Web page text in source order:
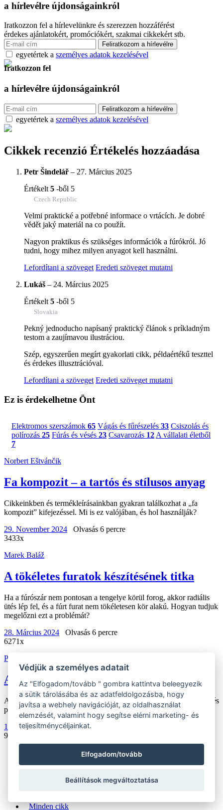
a hírlevélre újdonságainkról
Iratkozzon fel a hírlevelünkre és szerezzen hozzáférést
érdekes ajánlatokért, promóciókért, szakmai cikkekért stb.
egyetértek a személyes adatok kezelésével
Iratkozzon fel
a hírlevélre újdonságainkról
egyetértek a személyes adatok kezelésével
Cikkek recenzió Értékelés hozzáadása
Petr Šindelář – 27. Március 2025
Értékelt 5 -ből 5
Czech Republic
Velmi praktické a potřebné informace o vrtácích. Je dobré
vědět jaký materiál na co použít.
Nagyon praktikus és szükséges információk a fúrókról. Jó
tudni, hogy mihez milyen anyagot kell használni.
Lefordítani a szöveget Eredeti szöveget mutatni
Lukáš – 24. Március 2025
Értékelt 5 -ből 5
Slovakia
Pekný jednoducho napísaný praktický článok s príkladným
testom a zaujímavou ilustráciou.
Szép, egyszerűen megírt gyakorlati cikk, példaértékű teszttel
és érdekes illusztrációval.
Lefordítani a szöveget Eredeti szöveget mutatni
Ez is érdekelhetne Önt
Elektromos szerszámok 65 Vágás és fűrészelés 33 Csiszolás és
polírozás 25 Fúrás és vésés 23 Csavarozás 12A vállalati életből
7
Norbert Eštvánčik
Fa kompozit – a tartós és stílusos anyag
Cikkeinkben és termékleírásainkban gyakran találkozhat a „fa
kompozit” kifejezéssel. Mi is ez valójában, és hol használják?
29. November 2024
Olvasás 6 percre
3433x
Marek Baláž
A tökéletes furatok készítésének titka
Ha a fúrószár nem pontosan a tengelye körül forog, akkor radiális
ütés lép fel, és a fúrt furat nem tökéletesen kör alakú. Hogyan tudjuk
megelőzni ezt a problémát?
28. Március 2024
Olvasás 6 percre
6271x
Peter Halaj
Az optimális fúrási fordulatszám
A megfelelő fúrási fordulatszám beállítása kulcsfontosságú a tiszta és
pontos furatok eléréséhez.
18. Október 2024
Olvasás 8 percre
9123x
Minden cikk
Védjük a személyes adatait
Az "Elfogadom/tovább " gombra kattintva beleegyezik
a sütik tárolásába és az adatfeldolgozásba, hogy
javítsa a webhely navigációját, az oldalhasználat
elemzését, valamint hogy segítse elérni marketing- és
teljesítménycéljainkat.
Elfogadom/tovább
Beállítások megváltoztatása